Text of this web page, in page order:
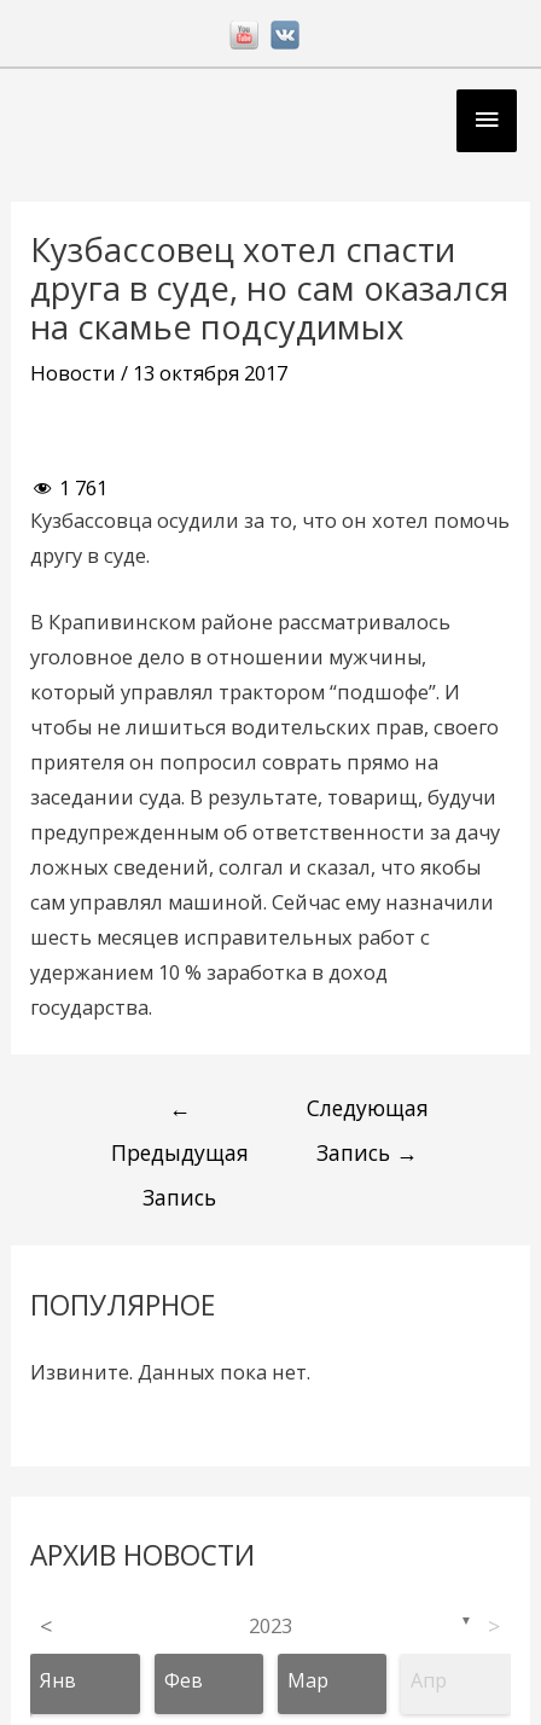
Кузбассовец хотел спасти
друга в суде, но сам оказался
на скамье подсудимых
Новости / 13 октября 2017
1 761
Кузбассовца осудили за то, что он хотел помочь
другу в суде.
В Крапивинском районе рассматривалось
уголовное дело в отношении мужчины,
который управлял трактором “подшофе”. И
чтобы не лишиться водительских прав, своего
приятеля он попросил соврать прямо на
заседании суда. В результате, товарищ, будучи
предупрежденным об ответственности за дачу
ложных сведений, солгал и сказал, что якобы
сам управлял машиной. Сейчас ему назначили
шесть месяцев исправительных работ с
удержанием 10 % заработка в доход
государства.
записям
←
Предыдущая
Запись
Следующая
Запись →
ПОПУЛЯРНОЕ
Извините. Данных пока нет.
АРХИВ НОВОСТИ
< 2023 ▼ >
Янв Фев Мар Апр